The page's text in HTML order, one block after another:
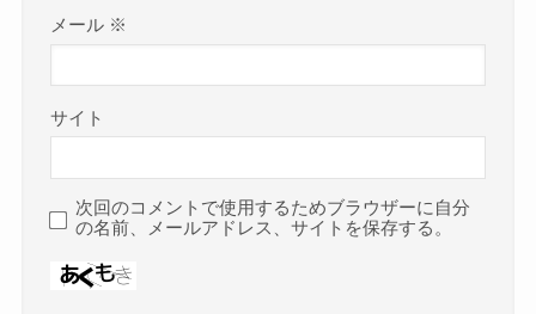
メール ※
サイト
次回のコメントで使用するためブラウザーに自分
の名前、メールアドレス、サイトを保存する。